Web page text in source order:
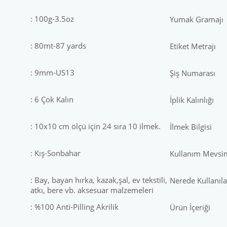
Yumak Gramajı
: 100g-3.5oz
Etiket Metrajı
: 80mt-87 yards
Şiş Numarası
: 9mm-US13
İplik Kalınlığı
: 6 Çok Kalın
İlmek Bilgisi
: 10x10 cm ölçü için 24 sıra 10 ilmek.
Kullanım
: Kış-Sonbahar
Nerede
: Bay, bayan hırka, kazak,şal, ev tekstili,
atkı, bere vb. aksesuar malzemeleri
Ürün İçeriği
: %100 Anti-Pilling Akrilik